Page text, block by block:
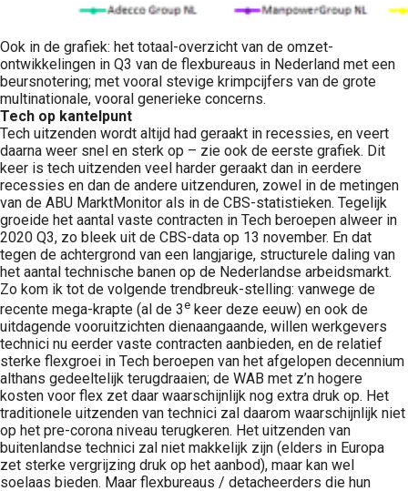
Ook in de grafiek: het totaal-overzicht van de omzet-
ontwikkelingen in Q3 van de flexbureaus in Nederland met een
beursnotering; met vooral stevige krimpcijfers van de grote
multinationale, vooral generieke concerns.
Tech op kantelpunt
Tech uitzenden wordt altijd had geraakt in recessies, en veert
daarna weer snel en sterk op – zie ook de eerste grafiek. Dit
keer is tech uitzenden veel harder geraakt dan in eerdere
recessies en dan de andere uitzenduren, zowel in de metingen
van de ABU MarktMonitor als in de CBS-statistieken. Tegelijk
groeide het aantal vaste contracten in Tech beroepen alweer in
2020 Q3, zo bleek uit de CBS-data op 13 november. En dat
tegen de achtergrond van een langjarige, structurele daling van
het aantal technische banen op de Nederlandse arbeidsmarkt.
Zo kom ik tot de volgende trendbreuk-stelling: vanwege de
recente mega-krapte (al de 3e keer deze eeuw) en ook de
uitdagende vooruitzichten dienaangaande, willen werkgevers
technici nu eerder vaste contracten aanbieden, en de relatief
sterke flexgroei in Tech beroepen van het afgelopen decennium
althans gedeeltelijk terugdraaien; de WAB met z’n hogere
kosten voor flex zet daar waarschijnlijk nog extra druk op. Het
traditionele uitzenden van technici zal daarom waarschijnlijk niet
op het pre-corona niveau terugkeren. Het uitzenden van
buitenlandse technici zal niet makkelijk zijn (elders in Europa
zet sterke vergrijzing druk op het aanbod), maar kan wel
soelaas bieden. Maar flexbureaus / detacheerders die hun